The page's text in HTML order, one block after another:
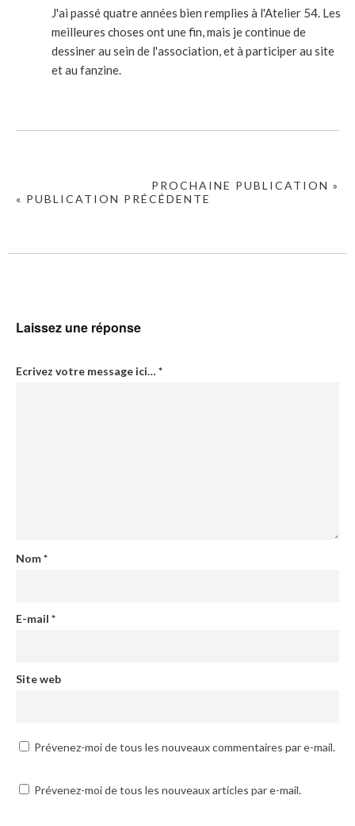
J'ai passé quatre années bien remplies à l'Atelier 54. Les
meilleures choses ont une fin, mais je continue de
dessiner au sein de l'association, et à participer au site
et au fanzine.
PROCHAINE PUBLICATION »
« PUBLICATION PRÉCÉDENTE
Laissez une réponse
Ecrivez votre message ici… *
Nom*
E-mail *
Site web
Prévenez-moi de tous les nouveaux commentaires par e-mail.
Prévenez-moi de tous les nouveaux articles par e-mail.